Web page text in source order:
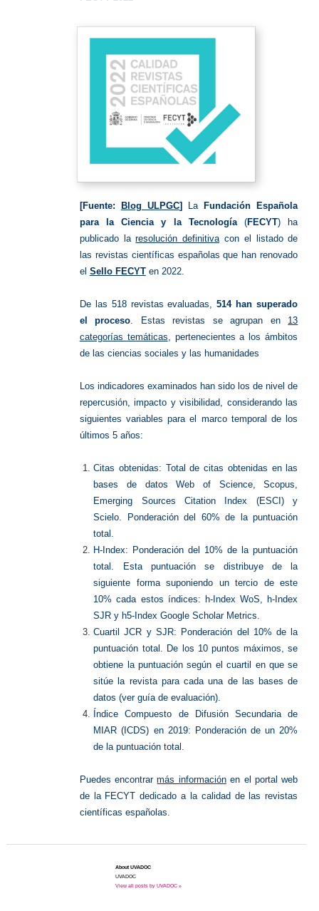
[Fuente: Blog ULPGC] La Fundación Española
para la Ciencia y la Tecnología(FECYT) ha
publicado laresolución definitivacon el listado de
las revistas científicas españolas que han renovado
el Sello FECYTen 2022.
De las 518 revistas evaluadas,514 han superado
el proceso. Estas revistas se agrupan en 13
categorías temáticas, pertenecientes a los ámbitos
de las ciencias sociales y las humanidades
Los indicadores examinados han sido los de nivel de
repercusión, impacto y visibilidad, considerando las
siguientes variables para el marco temporal de los
últimos 5 años:
Citas obtenidas: Total de citas obtenidas en las
bases de datos Web of Science, Scopus,
Emerging Sources Citation Index (ESCI) y
Scielo. Ponderación del 60% de la puntuación
total.
H-Index: Ponderación del 10% de la puntuación
total. Esta puntuación se distribuye de la
siguiente forma suponiendo un tercio de este
10% cada estos índices: h-Index WoS, h-Index
SJR y h5-Index Google Scholar Metrics.
Cuartil JCR y SJR: Ponderación del 10% de la
puntuación total. De los 10 puntos máximos, se
obtiene la puntuación según el cuartil en que se
sitúe la revista para cada una de las bases de
datos (ver guía de evaluación).
Índice Compuesto de Difusión Secundaria de
MIAR (ICDS) en 2019: Ponderación de un 20%
de la puntuación total.
Puedes encontrarmás informaciónen el portal web
de la FECYT dedicado a la calidad de las revistas
científicas españolas.
About UVADOC
UVADOC
View all posts by UVADOC »